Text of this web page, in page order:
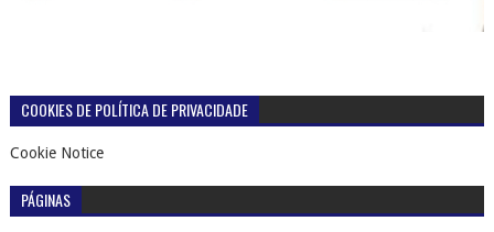
COOKIES DE POLÍTICA DE PRIVACIDADE
Cookie Notice
PÁGINAS